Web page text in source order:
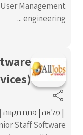
Management
engineering ...
מלאה פתח תקווה
Staff Software